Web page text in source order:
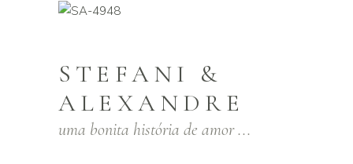
STEFANI &
ALEXANDRE
uma bonita história de amor ...